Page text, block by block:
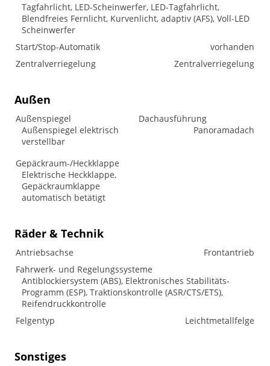
Tagfahrlicht, LED-Scheinwerfer, LED-Tagfahrlicht,
Blendfreies Fernlicht, Kurvenlicht, adaptiv (AFS), Voll-LED
Scheinwerfer
Start/Stop-Automatik
vorhanden
Zentralverriegelung
Zentralverriegelung
Außen
Außenspiegel
Außenspiegel elektrisch
verstellbar
Dachausführung
Panoramadach
Gepäckraum-/Heckklappe
Elektrische Heckklappe,
Gepäckraumklappe
automatisch betätigt
Räder & Technik
Antriebsachse
Frontantrieb
Fahrwerk- und Regelungssysteme
Antiblockiersystem (ABS), Elektronisches Stabilitäts-
Programm (ESP), Traktionskontrolle (ASR/CTS/ETS),
Reifendruckkontrolle
Felgentyp
Leichtmetallfelge
Sonstiges